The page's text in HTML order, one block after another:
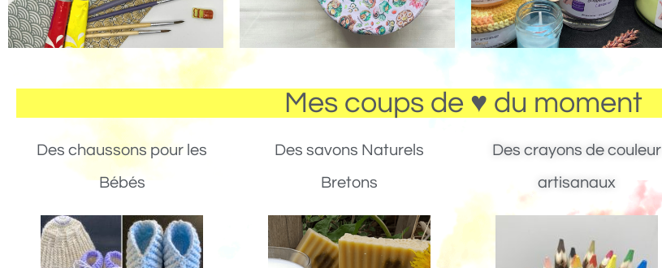
Mes coups de ♥ du moment
Des chaussons pour les
Bébés
Des savons Naturels
Bretons
Des crayons de couleur
artisanaux